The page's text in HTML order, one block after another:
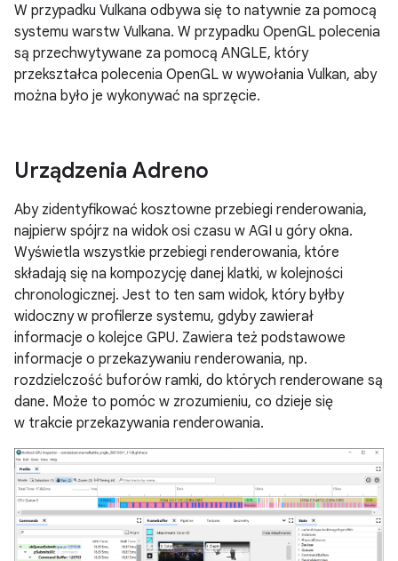
W przypadku Vulkana odbywa się to natywnie za pomocą
systemu warstw Vulkana. W przypadku OpenGL polecenia
są przechwytywane za pomocą ANGLE, który
przekształca polecenia OpenGL w wywołania Vulkan, aby
można było je wykonywać na sprzęcie.
Urządzenia Adreno
Aby zidentyfikować kosztowne przebiegi renderowania,
najpierw spójrz na widok osi czasu w AGI u góry okna.
Wyświetla wszystkie przebiegi renderowania, które
składają się na kompozycję danej klatki, w kolejności
chronologicznej. Jest to ten sam widok, który byłby
widoczny w profilerze systemu, gdyby zawierał
informacje o kolejce GPU. Zawiera też podstawowe
informacje o przekazywaniu renderowania, np.
rozdzielczość buforów ramki, do których renderowane są
dane. Może to pomóc w zrozumieniu, co dzieje się
w trakcie przekazywania renderowania.